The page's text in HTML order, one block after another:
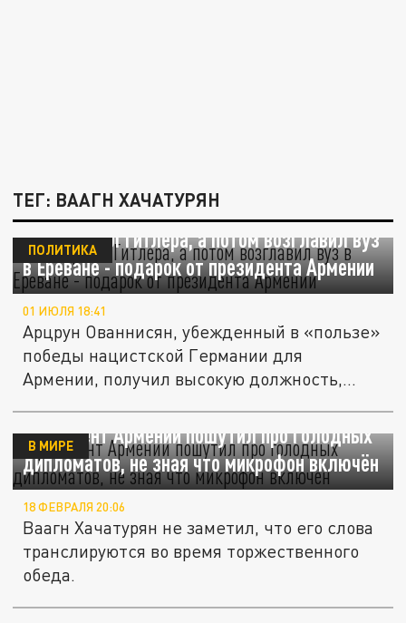
ТЕГ: ВААГН ХАЧАТУРЯН
Поддержал Гитлера, а потом возглавил вуз
в Ереване - подарок от президента Армении
ПОЛИТИКА
01 ИЮЛЯ 18:41
Арцрун Ованнисян, убежденный в «пользе»
победы нацистской Германии для
Армении, получил высокую должность,
Президент Армении пошутил про голодных
дипломатов, не зная что микрофон включён
В МИРЕ
18 ФЕВРАЛЯ 20:06
Ваагн Хачатурян не заметил, что его слова
транслируются во время торжественного
обеда.